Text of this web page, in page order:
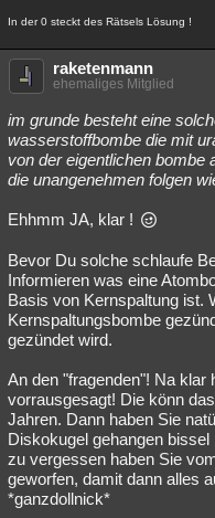
In der 0 steckt des Rätsels Lösung !
raketenmann
ehemaliges Mitglied
im grunde besteht eine
wasserstoffbombe die mit
von der eigentlichen bombe
die unangenehmen folgen
Ehhmm JA, klar !
Bevor Du solche schlaufe
Informieren was eine
Basis von Kernspaltung ist.
Kernspaltungsbombe
gezündet wird.
An den "fragenden"! Na klar
vorrausgesagt! Die könn
Jahren. Dann haben Sie
Diskokugel gehangen
zu vergessen haben Sie
geworfen, damit dann alles
*ganzdollnick*